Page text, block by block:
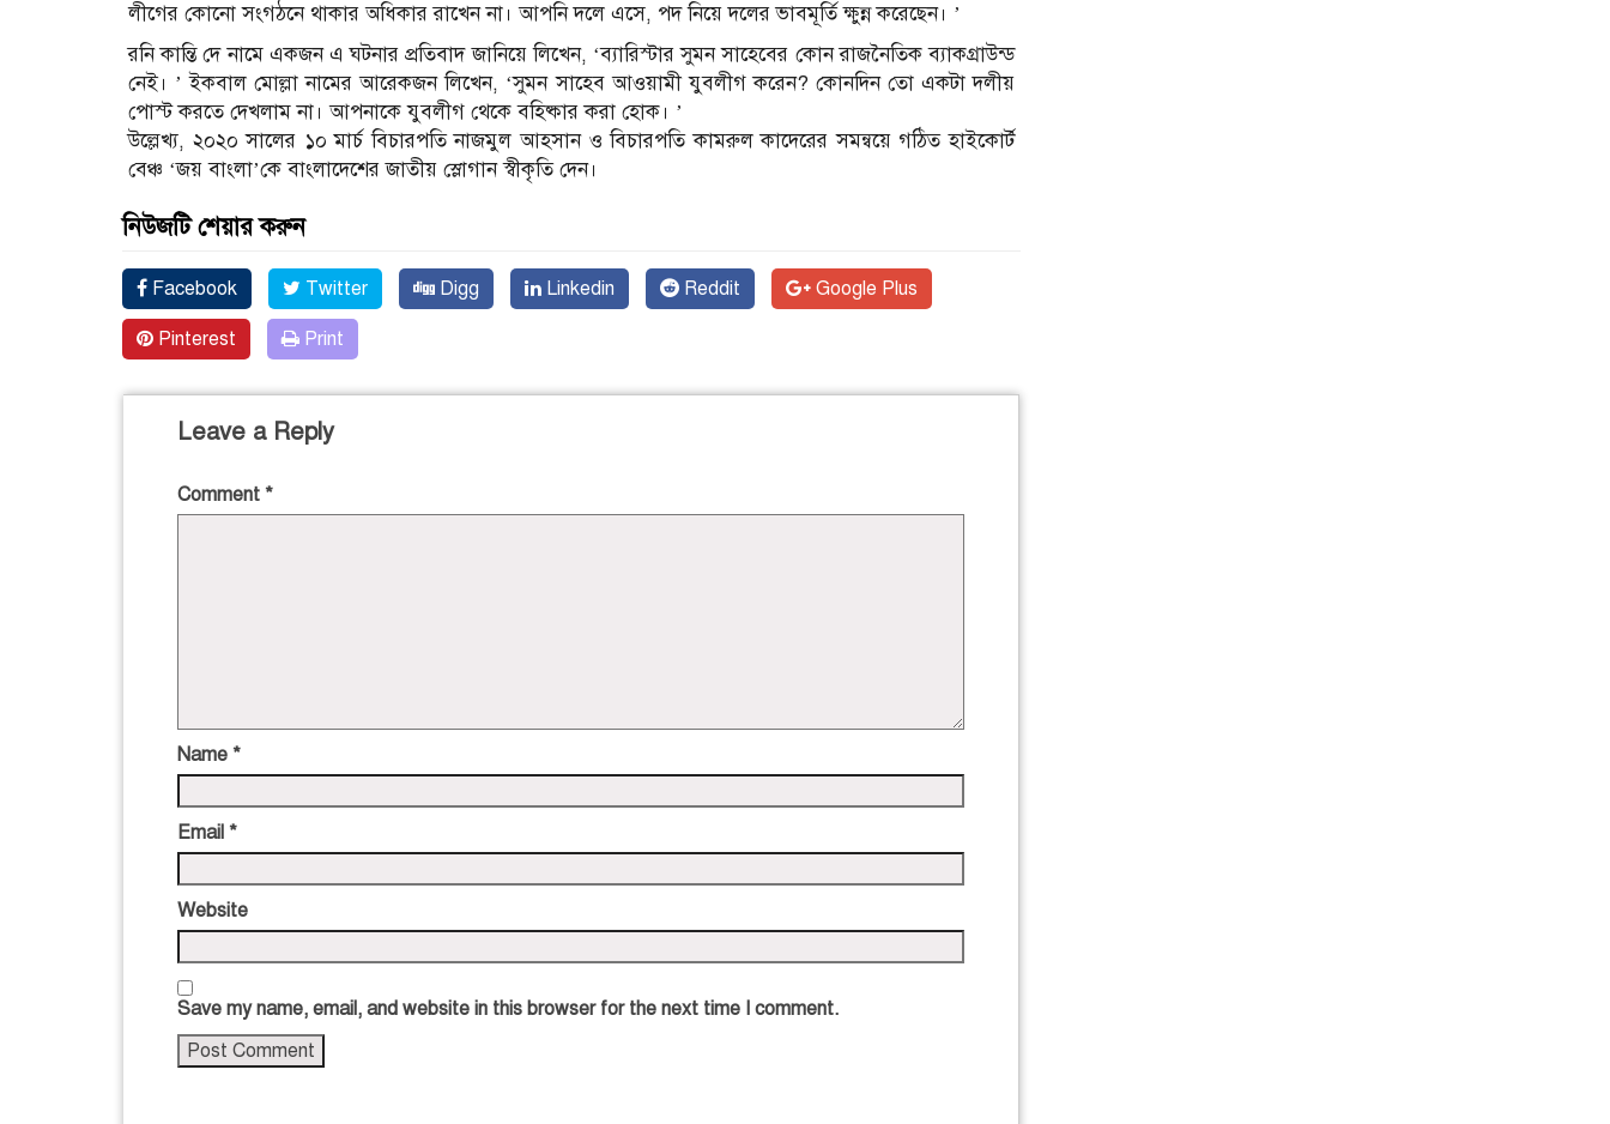
লীগের কোনো সংগঠনে থাকার অধিকার রাখেন না। আপনি দলে এসে, পদ নিয়ে দলের ভাবমূর্তি ক্ষুন্ন করেছেন। ’
রনি কান্তি দে নামে একজন এ ঘটনার প্রতিবাদ জানিয়ে লিখেন, ‘ব্যারিস্টার সুমন সাহেবের কোন রাজনৈতিক ব্যাকগ্রাউন্ড
নেই। ’ ইকবাল মোল্লা নামের আরেকজন লিখেন, ‘সুমন সাহেব আওয়ামী যুবলীগ করেন? কোনদিন তো একটা দলীয়
পোস্ট করতে দেখলাম না। আপনাকে যুবলীগ থেকে বহিষ্কার করা হোক। ’
উল্লেখ্য, ২০২০ সালের ১০ মার্চ বিচারপতি নাজমুল আহসান ও বিচারপতি কামরুল কাদেরের সমন্বয়ে গঠিত হাইকোর্ট
বেঞ্চ ‘জয় বাংলা’কে বাংলাদেশের জাতীয় স্লোগান স্বীকৃতি দেন।
নিউজটি শেয়ার করুন
Facebook Twitter Digg Linkedin Reddit Google Plus
Pinterest Print
Leave a Reply
Comment *
Name *
Email *
Website
Save my name, email, and website in this browser for the next time I comment.